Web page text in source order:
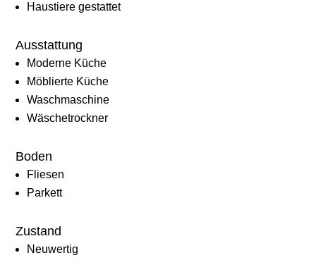
Haustiere gestattet
Ausstattung
Moderne Küche
Möblierte Küche
Waschmaschine
Wäschetrockner
Boden
Fliesen
Parkett
Zustand
Neuwertig